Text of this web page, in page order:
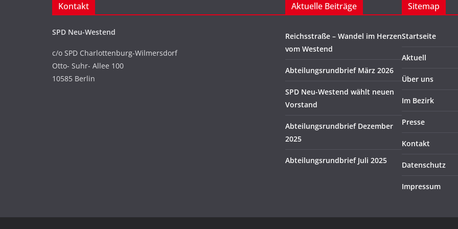
Kontakt
SPD Neu-Westend
c/o SPD Charlottenburg-Wilmersdorf
Otto- Suhr- Allee 100
10585 Berlin
Aktuelle Beiträge
Reichsstraße – Wandel im Herzen
vom Westend
Abteilungsrundbrief März 2026
SPD Neu-Westend wählt neuen
Vorstand
Abteilungsrundbrief Dezember
2025
Abteilungsrundbrief Juli 2025
Sitemap
Startseite
Aktuell
Über uns
Im Bezirk
Presse
Kontakt
Datenschutz
Impressum